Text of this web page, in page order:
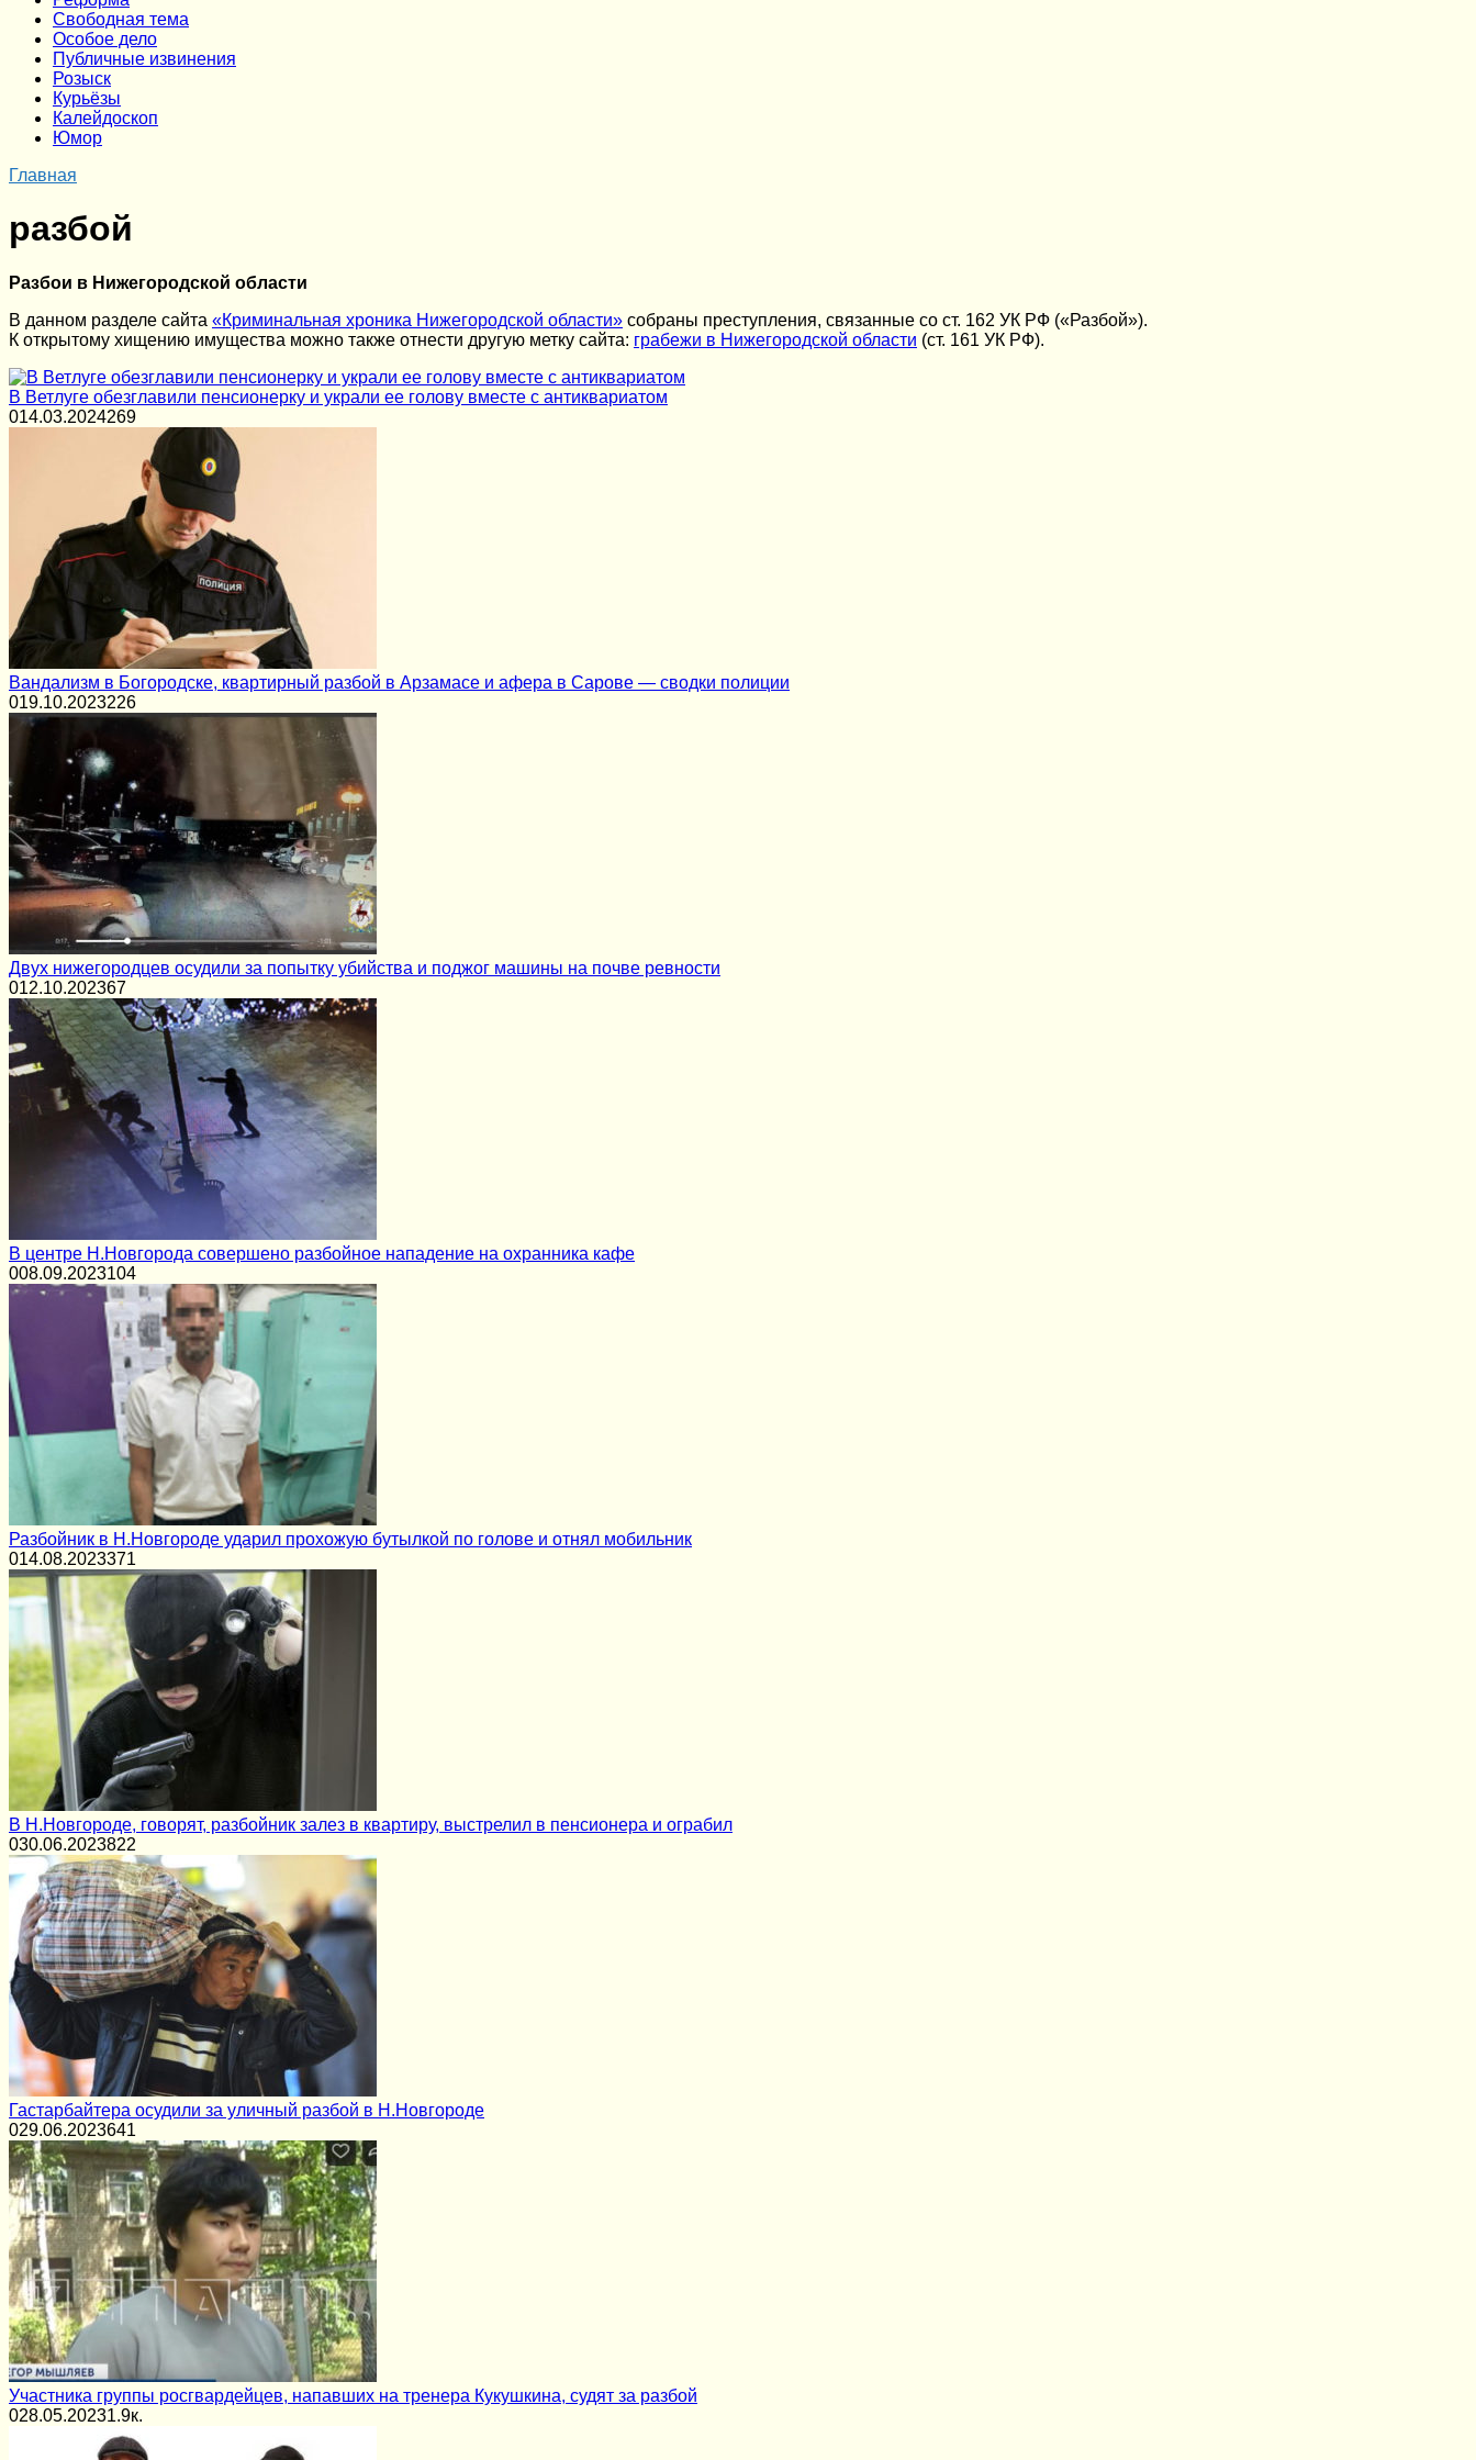
Cвободная тема
Особое дело
Публичные извинения
Розыск
Курьёзы
Калейдоскоп
Юмор
Главная
разбой
Разбои в Нижегородской области
В данном разделе сайта «Криминальная хроника Нижегородской области» собраны преступления, связанные со ст. 162 УК РФ («Разбой»).
К открытому хищению имущества можно также отнести другую метку сайта: грабежи в Нижегородской области (ст. 161 УК РФ).
В Ветлуге обезглавили пенсионерку и украли ее голову вместе с антиквариатом
014.03.2024269
Вандализм в Богородске, квартирный разбой в Арзамасе и афера в Сарове — сводки полиции
019.10.2023226
Двух нижегородцев осудили за попытку убийства и поджог машины на почве ревности
012.10.202367
В центре Н.Новгорода совершено разбойное нападение на охранника кафе
008.09.2023104
Разбойник в Н.Новгороде ударил прохожую бутылкой по голове и отнял мобильник
014.08.2023371
В Н.Новгороде, говорят, разбойник залез в квартиру, выстрелил в пенсионера и ограбил
030.06.2023822
Гастарбайтера осудили за уличный разбой в Н.Новгороде
029.06.2023641
Участника группы росгвардейцев, напавших на тренера Кукушкина, судят за разбой
028.05.20231.9к.